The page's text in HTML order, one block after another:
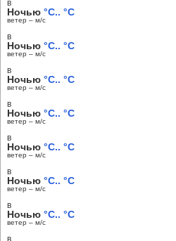
в
Ночью °C.. °C
ветер – м/c
в
Ночью °C.. °C
ветер – м/c
в
Ночью °C.. °C
ветер – м/c
в
Ночью °C.. °C
ветер – м/c
в
Ночью °C.. °C
ветер – м/c
в
Ночью °C.. °C
ветер – м/c
в
Ночью °C.. °C
ветер – м/c
в